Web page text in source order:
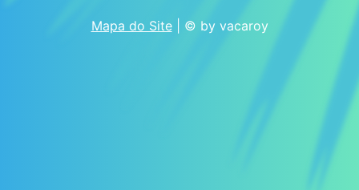
Mapa do Site| © by vacaroy